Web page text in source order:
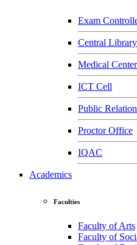
Exam
Central Library
Medical Center
ICT Cell
Public
Proctor Office
IQAC
Academics
Faculties
Faculty of Arts
Faculty of